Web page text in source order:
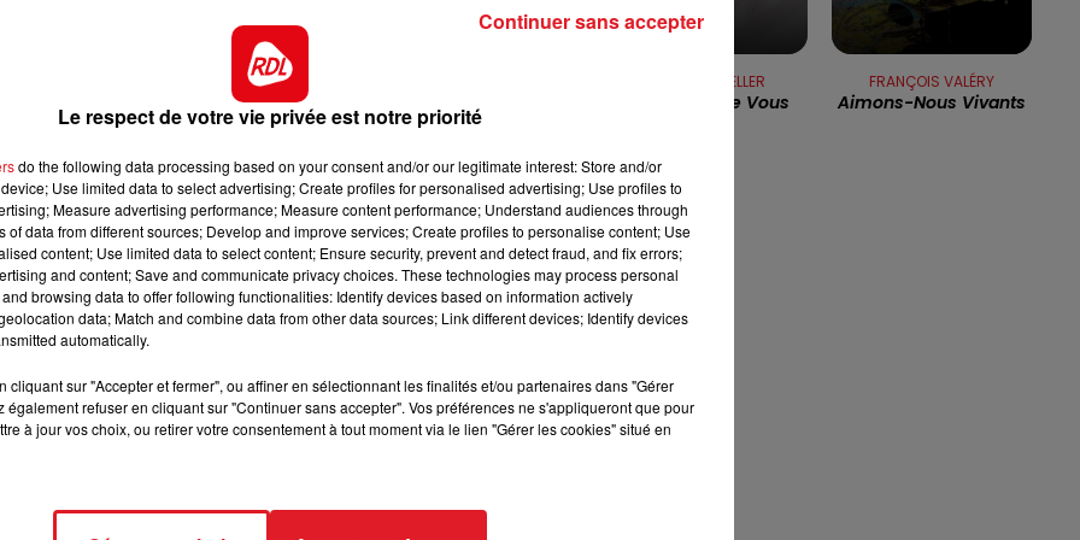
10h00 - 12h00
RDL WEEKEND
7h00 - 10h00
RDL WEEK-END
au-delà du 1er décembre
permettrait un allègement du confinement.
au moins deux semaines supplémentaires»a dit Jean
ne rouvriront pas le 1
un protocole sanitaire renforcé.
vont être renforcés,notamment dans les grandes
pas de changement dans les lycées. Le protocole
le début de semaine.
Castex espère un allégement pour les fêtes de fin
organiser de grandes fêtes avec plusieurs dizaines de
WILLIAM SHELLER
Fier Et Fou De Vous
FRANÇOIS VALÉRY
Aimons-Nous Vivants
Le respect de votre vie privée est notre priorité
do the following data processing based on your consent and/or our legitimate interest: Store and/or
Use limited data to select advertising; Create profiles for personalised advertising; Use profiles to
Measure advertising performance; Measure content performance; Understand audiences through
of data from different sources; Develop and improve services; Create profiles to personalise content; Use
content; Use limited data to select content; Ensure security, prevent and detect fraud, and fix errors;
and content; Save and communicate privacy choices. These technologies may process personal
browsing data to offer following functionalities: Identify devices based on information actively
data; Match and combine data from other data sources; Link different devices; Identify devices
automatically.
cliquant sur "Accepter et fermer", ou affiner en sélectionnant les finalités et/ou partenaires dans "Gérer
également refuser en cliquant sur "Continuer sans accepter". Vos préférences ne s'appliqueront que pour
à jour vos choix, ou retirer votre consentement à tout moment via le lien "Gérer les cookies" situé en
Continuer sans accepter